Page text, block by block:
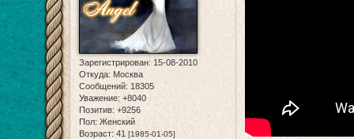
Зарегистрирован: 15-08-2010
Откуда: Москва
Сообщений: 18305
Уважение: +8040
Позитив: +9256
Пол: Женский
Возраст: 41 [1985-01-05]